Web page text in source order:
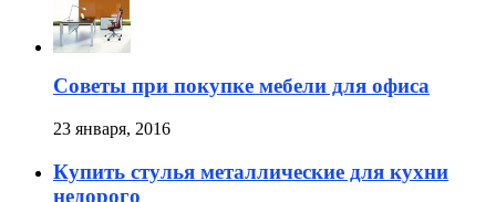
Советы при покупке мебели для офиса
23 января, 2016
Купить стулья металлические для кухни
недорого